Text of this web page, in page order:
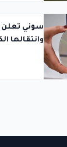
وانتقالها